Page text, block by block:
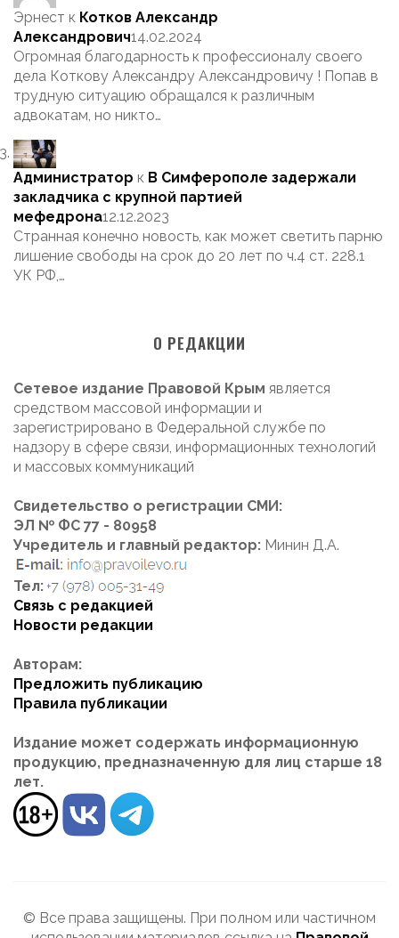
Эрнест к Котков Александр
Александрович14.02.2024
Огромная благодарность к профессионалу своего
дела Коткову Александру Александровичу ! Попав в
трудную ситуацию обращался к различным
адвокатам, но никто…
Администратор к В Симферополе задержали
закладчика с крупной партией
мефедрона12.12.2023
Странная конечно новость, как может светить парню
лишение свободы на срок до 20 лет по ч.4 ст. 228.1
УК РФ,…
О РЕДАКЦИИ
Сетевое издание Правовой Крым является
средством массовой информации и
зарегистрировано в Федеральной службе по
надзору в сфере связи, информационных технологий
и массовых коммуникаций
Свидетельство о регистрации СМИ:
ЭЛ № ФС 77 - 80958
Учредитель и главный редактор: Минин Д.А.
Тел:
Связь с редакцией
Новости редакции
Авторам:
Предложить публикацию
Правила публикации
Издание может содержать информационную
продукцию, предназначенную для лиц старше 18
лет.
© Все права защищены. При полном или частичном